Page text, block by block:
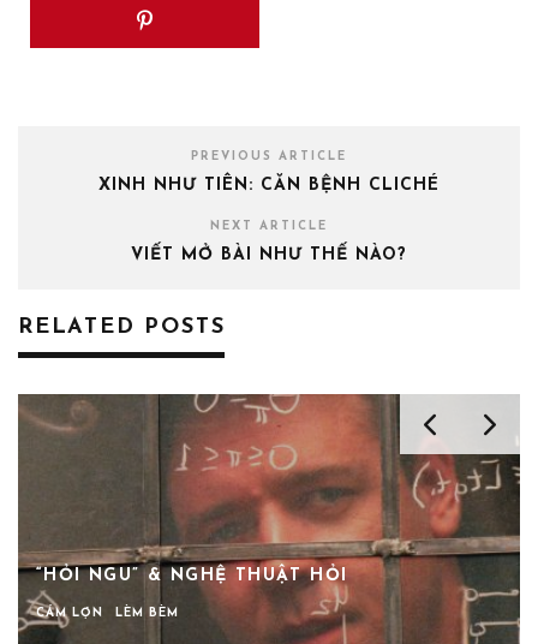
PREVIOUS ARTICLE
XINH NHƯ TIÊN: CĂN BỆNH CLICHÉ
NEXT ARTICLE
VIẾT MỞ BÀI NHƯ THẾ NÀO?
RELATED POSTS
“HỎI NGU” & NGHỆ THUẬT HỎI
CÁM LỢN LÈM BÈM